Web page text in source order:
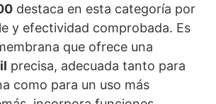
destaca en esta categoría por
y efectividad comprobada. Es
que ofrece una
precisa, adecuada tanto para
como para un uso más